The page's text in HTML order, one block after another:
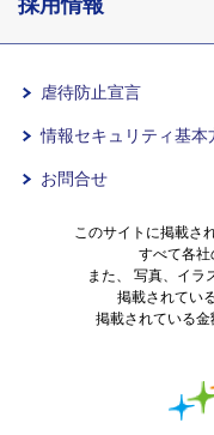
長野県
滋賀県
イリーゼが選ばれ
一日の流れ
介護用語をわか
有料老人ホームと
有料老人ホーム
介護費用とお金
採用情報
虐待防止宣言
情報セキュリティ基本
お問合せ
このサイトに掲載さ
すべて各社
また、 写真、イラ
掲載されてい
掲載されている金